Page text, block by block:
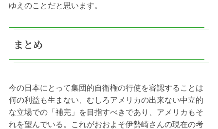
ゆえのことだと思います。
まとめ
今の日本にとって集団的自衛権の行使を容認することは
何の利益も生まない、むしろアメリカの出来ない中立的
な立場での「補完」を目指すべきであり、アメリカもそ
れを望んでいる。これがおおよそ伊勢崎さんの現在の考